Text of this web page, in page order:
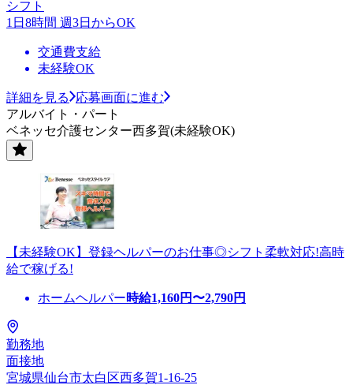
シフト
1日8時間 週3日からOK
交通費支給
未経験OK
詳細を見る
応募画面に進む
アルバイト・パート
ベネッセ介護センター西多賀(未経験OK)
【未経験OK】登録ヘルパーのお仕事◎シフト柔軟対応!高時
給で稼げる!
ホームヘルパー時給1,160円〜2,790円
勤務地
面接地
宮城県仙台市太白区西多賀1-16-25